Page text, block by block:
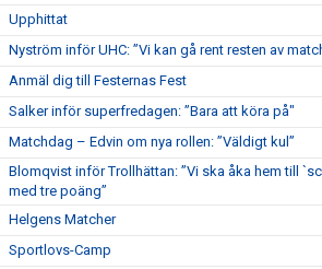
Upphittat
Nyström inför UHC: ”Vi kan gå rent resten av
Anmäl dig till Festernas Fest
Salker inför superfredagen: ”Bara att köra på"
Matchdag – Edvin om nya rollen: ”Väldigt kul”
Blomqvist inför Trollhättan: ”Vi ska åka hem till
med tre poäng”
Helgens Matcher
Sportlovs-Camp